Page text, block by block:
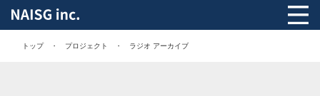
トップ プロジェクト ラジオ アーカイブ